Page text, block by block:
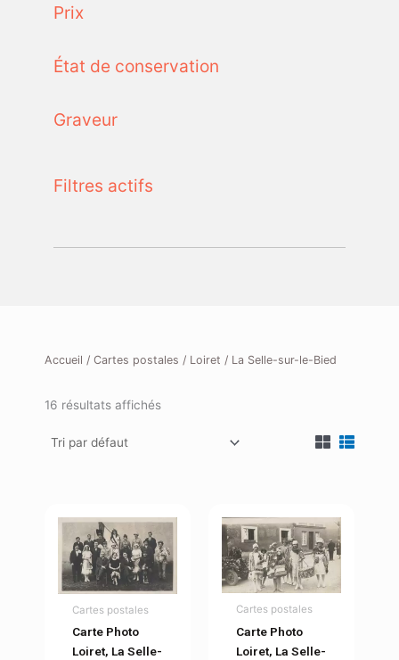
Prix
État de conservation
Graveur
Filtres actifs
Accueil / Cartes postales / Loiret / La Selle-sur-le-Bied
16 résultats affichés
Cartes postales
Carte Photo
Loiret, La Selle-
Cartes postales
Carte Photo
Loiret, La Selle-